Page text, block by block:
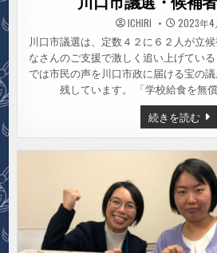
ICHIRI 2023年4
川口市議選は、定数４２に６２人が立
なさんのご支援で激しく追い上げてい
では市民の声を川口市政に届ける宝の
残しています。 「学校給食を無
続きを読む川
口
市
議
選・
候
補
者
は
こ
ち
ら